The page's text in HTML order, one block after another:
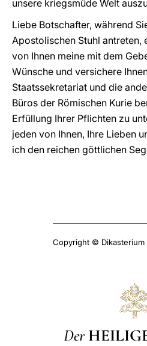
unsere kriegsmüde Welt
Liebe Botschafter, während
Apostolischen Stuhl antreten,
von Ihnen meine mit dem
Wünsche und versichere
Staatssekretariat und die
Büros der Römischen Kurie
Erfüllung Ihrer Pflichten zu
jeden von Ihnen, Ihre Lieben
ich den reichen göttlichen
Copyright © Dikasterium
Der